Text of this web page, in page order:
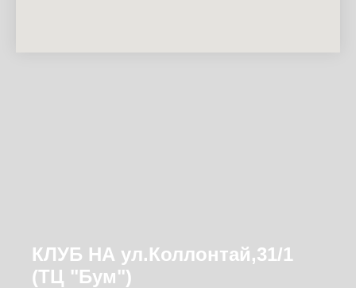
КЛУБ НА ул.Коллонтай,31/1
(ТЦ "Бум")